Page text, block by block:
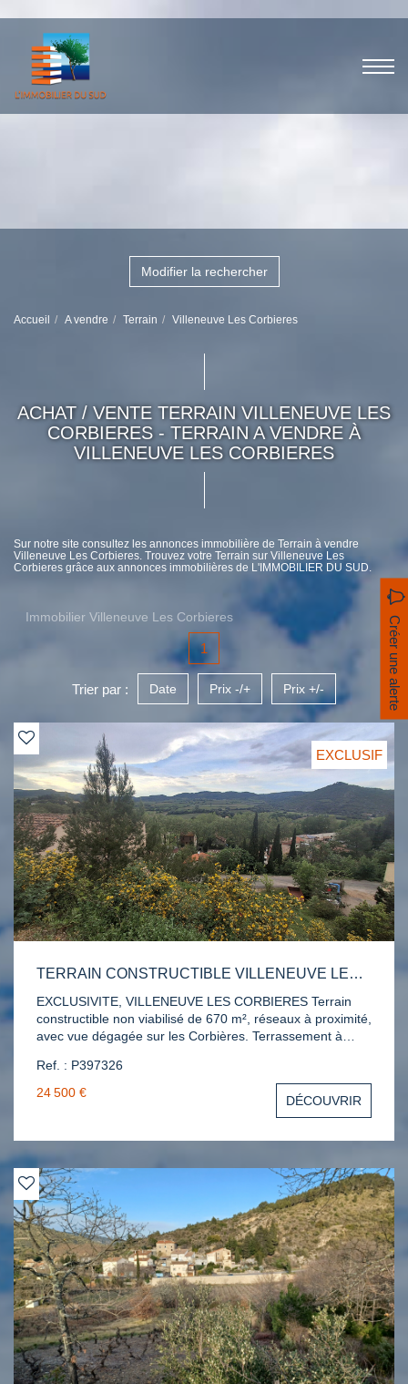
Modifier la rechercher
Accueil A vendre Terrain Villeneuve Les Corbieres
ACHAT / VENTE TERRAIN VILLENEUVE LES
CORBIERES - TERRAIN A VENDRE À
VILLENEUVE LES CORBIERES
Sur notre site consultez les annonces immobilière de Terrain à vendre
Villeneuve Les Corbieres. Trouvez votre Terrain sur Villeneuve Les
Corbieres grâce aux annonces immobilières de L'IMMOBILIER DU SUD.
Immobilier Villeneuve Les Corbieres Créer une alerte
1
Trier par : Date Prix -/+ Prix +/-
EXCLUSIF
TERRAIN CONSTRUCTIBLE VILLENEUVE LES CORBIERES
EXCLUSIVITE, VILLENEUVE LES CORBIERES Terrain
constructible non viabilisé de 670 m², réseaux à proximité,
avec vue dégagée sur les Corbières. Terrassement à
constructeur. À 30 min de Narbonne et Sigean, dans un
environnement calme et préservé entre mer et garrigue.
Réf. : P397326. Contact Katia 06.69.93.91.33
Ref. : P397326
24 500 €
DÉCOUVRIR